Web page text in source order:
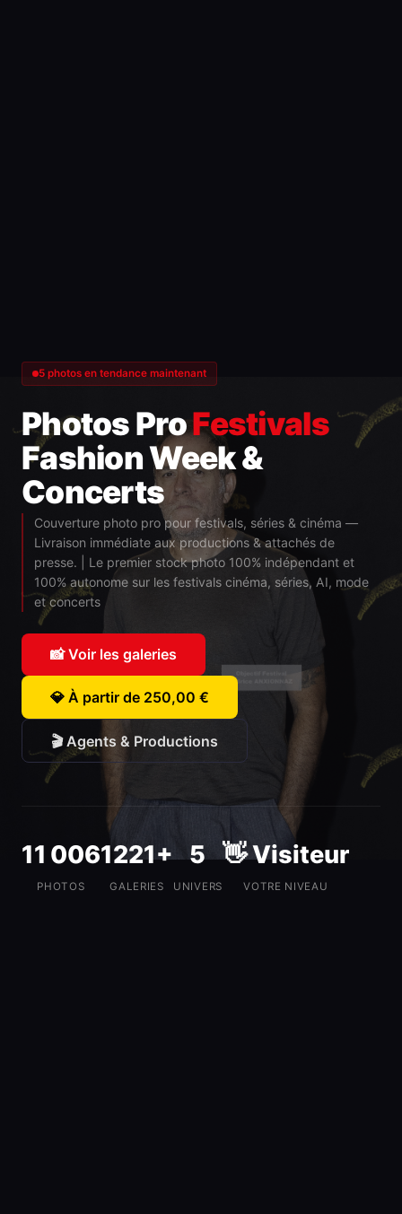
5 photos en tendance maintenant
Photos ProFestivals
Fashion Week &
Concerts
Couverture photo pro pour festivals, séries & cinéma —
Livraison immédiate aux productions & attachés de
presse. | Le premier stock photo 100% indépendant et
100% autonome sur les festivals cinéma, séries, AI, mode
et concerts
📸 Voir les galeries
💎 À partir de 250,00 €
🎬 Agents & Productions
11 006
PHOTOS
1221+
GALERIES
5
UNIVERS
👋 Visiteur
VOTRE NIVEAU